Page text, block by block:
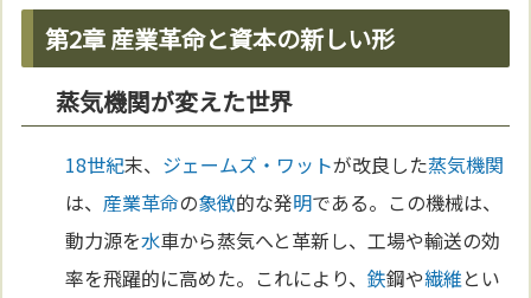
第2章 産業革命と資本の新しい形
蒸気機関が変えた世界
18世紀末、 ジェームズ・ワットが改良した蒸気機関
は、産業革命の象徴的な発明である。この機械は、
動力源を水車から蒸気へと革新し、工場や輸送の効
率を飛躍的に高めた。これにより、鉄鋼や繊維とい